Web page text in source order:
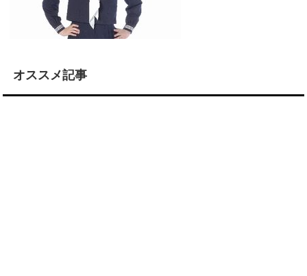
オススメ記事